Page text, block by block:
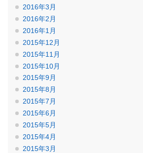
2016年3月
2016年2月
2016年1月
2015年12月
2015年11月
2015年10月
2015年9月
2015年8月
2015年7月
2015年6月
2015年5月
2015年4月
2015年3月